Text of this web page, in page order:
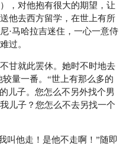
，对他抱有很大的期望，让
他去西方留学，在世上有所
·马哈拉吉迷住，一心一意侍
过。
甘就此罢休。她时不时地去
量一番。“世上有那么多的
儿子。您怎么不另外找个男
儿子？您怎么不去另找一个
叫他走！是他不走啊！”随即